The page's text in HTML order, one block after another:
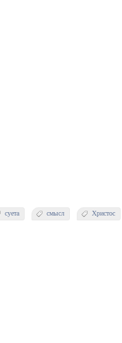
Христос
смысл
суета